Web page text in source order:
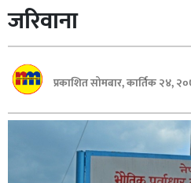
प्रदेश
लुम्बिनी
गण्डकी
बागमती
सुदूरपश्चिम
जरिवाना
प्रकाशित सोमबार, कार्तिक २४,